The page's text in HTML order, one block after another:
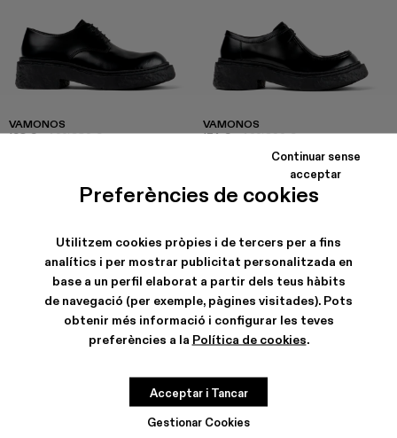
Preferències de cookies
Utilitzem cookies pròpies i de tercers per a fins
analítics i per mostrar publicitat personalitzada en
base a un perfil elaborat a partir dels teus hàbits
de navegació (per exemple, pàgines visitades). Pots
obtenir més informació i configurar les teves
preferències a la Política de cookies.
Gestionar Cookies
Continuar sense
acceptar
Acceptar i Tancar
VAMONOS
168 € -40%280 €
VAMONOS
174 € -40%290 €